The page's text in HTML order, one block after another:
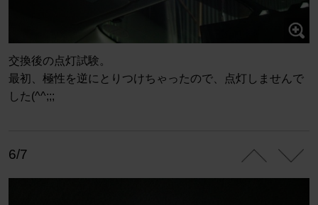
交換後の点灯試験。
最初、極性を逆にとりつけちゃったので、点灯しませんで
した(^^;;;
6/7